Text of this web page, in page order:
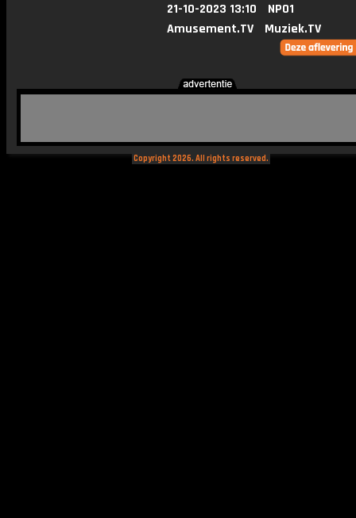
21-10-2023 13:10
NPO1
Amusement.TV
Muziek.TV
Copyright 2026. All rights reserved.